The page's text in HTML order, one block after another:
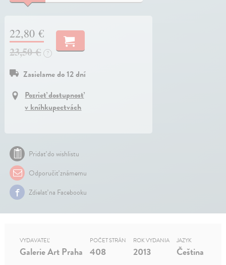
22,80 €
23,50 €
?
Zasielame do 12 dní
Pozrieť dostupnosť
v kníhkupectvách
Pridať do wishlistu
Odporučiť známemu
Zdielať na Facebooku
VYDAVATEĽ
Galerie Art Praha
POČET STRÁN
408
ROK VYDANIA
2013
JAZYK
Čeština